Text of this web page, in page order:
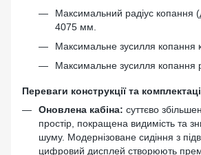
Максимальний радіус копання
4075 мм.
Максимальне зусилля копання
Максимальне зусилля копання
Переваги конструкції та
Оновлена кабіна: суттєво
простір, покращена видимість та
шуму. Модернізоване сидіння з
цифровий дисплей створюють